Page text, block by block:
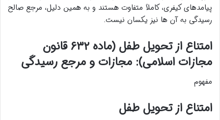
پیامدهای کیفری، کاملاً متفاوت هستند و به همین دلیل، مرجع صالح
رسیدگی به آن ها نیز یکسان نیست.
امتناع از تحویل طفل (ماده ۶۳۲ قانون
مجازات اسلامی): مجازات و مرجع رسیدگی
مفهوم
امتناع از تحویل طفل